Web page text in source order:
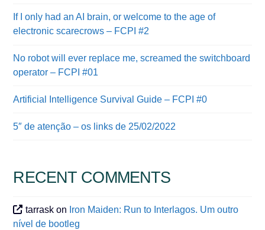
If I only had an AI brain, or welcome to the age of
electronic scarecrows – FCPI #2
No robot will ever replace me, screamed the switchboard
operator – FCPI #01
Artificial Intelligence Survival Guide – FCPI #0
5″ de atenção – os links de 25/02/2022
RECENT COMMENTS
tarrask on Iron Maiden: Run to Interlagos. Um outro
nível de bootleg